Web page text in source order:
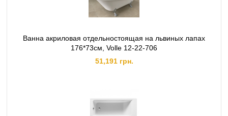
Ванна акриловая отдельностоящая на львиных лапах
176*73см, Volle 12-22-706
51,191 грн.